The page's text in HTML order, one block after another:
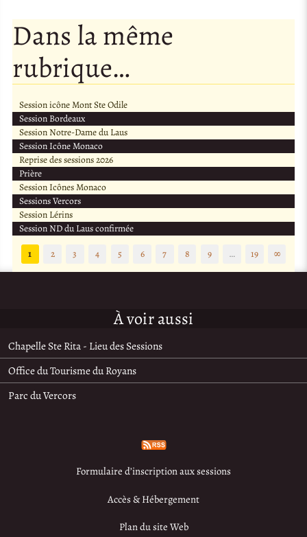
Dans la même
rubrique…
Session icône Mont Ste Odile
Session Bordeaux
Session Notre-Dame du Laus
Session Icône Monaco
Reprise des sessions 2026
Prière
Session Icônes Monaco
Sessions Vercors
Session Lérins
Session ND du Laus confirmée
1
2 3 4 5 6 7 8 9 … 19 ∞
À voir aussi
Chapelle Ste Rita - Lieu des Sessions
Office du Tourisme du Royans
Parc du Vercors
Formulaire d’inscription aux sessions
Accès & Hébergement
Plan du site Web